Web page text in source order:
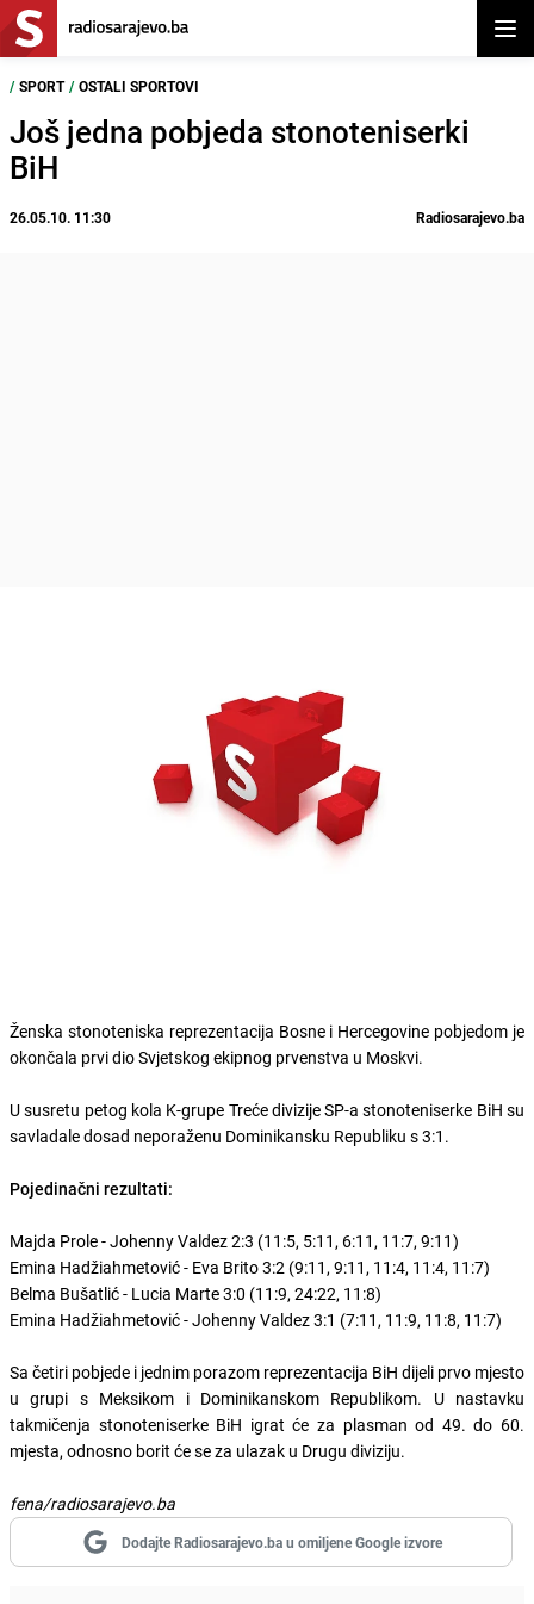
/ SPORT / OSTALI SPORTOVI
Još jedna pobjeda stonoteniserki
BiH
26.05.10. 11:30 Radiosarajevo.ba
Ženska stonoteniska reprezentacija Bosne i Hercegovine pobjedom je
okončala prvi dio Svjetskog ekipnog prvenstva u Moskvi.
U susretu petog kola K-grupe Treće divizije SP-a stonoteniserke BiH su
savladale dosad neporaženu Dominikansku Republiku s 3:1.
Pojedinačni rezultati:
Majda Prole - Johenny Valdez 2:3 (11:5, 5:11, 6:11, 11:7, 9:11)
Emina Hadžiahmetović - Eva Brito 3:2 (9:11, 9:11, 11:4, 11:4, 11:7)
Belma Bušatlić - Lucia Marte 3:0 (11:9, 24:22, 11:8)
Emina Hadžiahmetović - Johenny Valdez 3:1 (7:11, 11:9, 11:8, 11:7)
Sa četiri pobjede i jednim porazom reprezentacija BiH dijeli prvo mjesto
u grupi s Meksikom i Dominikanskom Republikom. U nastavku
takmičenja stonoteniserke BiH igrat će za plasman od 49. do 60.
mjesta, odnosno borit će se za ulazak u Drugu diviziju.
fena/radiosarajevo.ba
Dodajte Radiosarajevo.ba u omiljene Google izvore